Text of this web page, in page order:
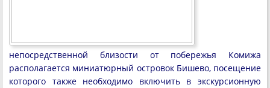
непосредственной близости от побережья Комижа
располагается миниатюрный островок Бишево, посещение
которого также необходимо включить в экскурсионную